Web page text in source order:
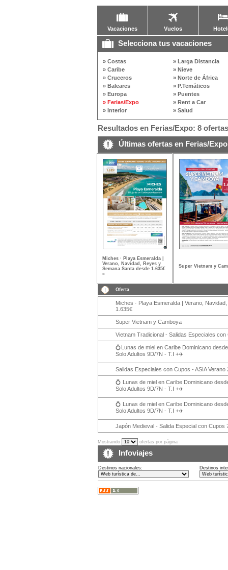
Vacaciones Vuelos
Selecciona tus vacaciones
» Costas
» Caribe
» Cruceros
» Baleares
» Europa
» Ferias/Expo
» Interior
» Larga Distancia
» Nieve
» Norte de África
» P.Temáticos
» Puentes
» Rent a Car
» Salud
Resultados en Ferias/Expo: 8 ofertas
Últimas ofertas en Ferias/Expo
Miches · Playa Esmeralda |
Verano, Navidad, Reyes y
Semana Santa desde 1.635€
»
Super Vietnam y
Oferta
Miches · Playa Esmeralda | Verano,
1.635€
Super Vietnam y Camboya
Vietnam Tradicional - Salidas Especiales
💍Lunas de miel en Caribe Dominicano
Solo Adultos 9D/7N - T.I +✈️
Salidas Especiales con Cupos - ASIA Verano
💍 Lunas de miel en Caribe Dominicano
Solo Adultos 9D/7N - T.I +✈️
💍 Lunas de miel en Caribe Dominicano
Solo Adultos 9D/7N - T.I +✈️
Japón Medieval - Salida Especial con Cupos
Mostrando ofertas por página
Infoviajes
Destinos nacionales: Destinos